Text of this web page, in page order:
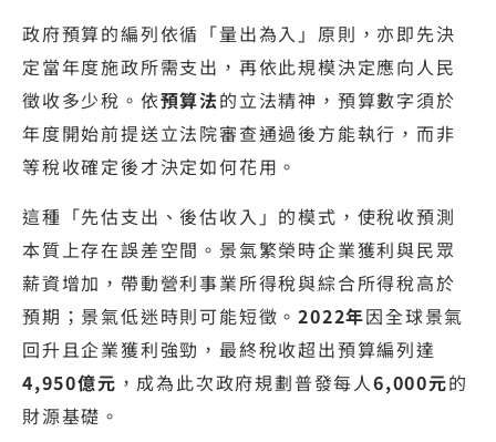
政府預算的編列依循「量出為入」原則，亦即先決
定當年度施政所需支出，再依此規模決定應向人民
徵收多少稅。依預算法的立法精神，預算數字須於
年度開始前提送立法院審查通過後方能執行，而非
等稅收確定後才決定如何花用。
這種「先估支出、後估收入」的模式，使稅收預測
本質上存在誤差空間。景氣繁榮時企業獲利與民眾
薪資增加，帶動營利事業所得稅與綜合所得稅高於
預期；景氣低迷時則可能短徵。2022年因全球景氣
回升且企業獲利強勁，最終稅收超出預算編列達
4,950億元 ，成為此次政府規劃普發每人6,000元的
財源基礎。